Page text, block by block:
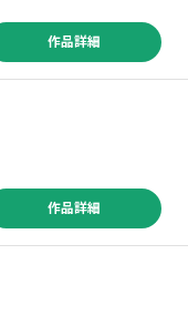
作品詳細
作品詳細